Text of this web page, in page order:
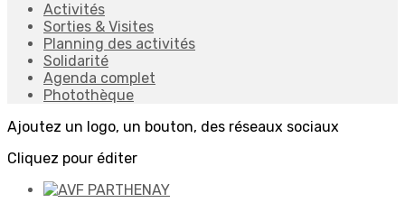
Activités
Sorties & Visites
Planning des activités
Solidarité
Agenda complet
Photothèque
Ajoutez un logo, un bouton, des réseaux sociaux
Cliquez pour éditer